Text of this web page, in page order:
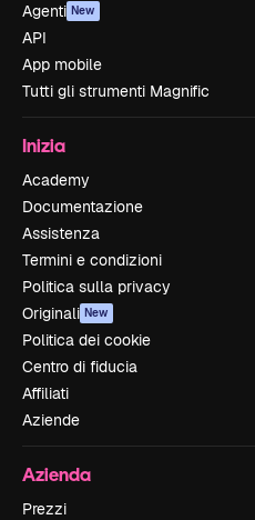
Agenti New
API
App mobile
Tutti gli strumenti Magnific
Inizia
Academy
Documentazione
Assistenza
Termini e condizioni
Politica sulla privacy
Originali New
Politica dei cookie
Centro di fiducia
Affiliati
Aziende
Azienda
Prezzi